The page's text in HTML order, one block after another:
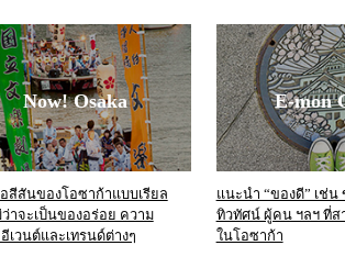
Now! Osaka
สีสันของโอซาก้าแบบเรียล
ว่าจะเป็นของอร่อย ความ
เวนต์และเทรนด์ต่างๆ
E-mon
แนะนำ “ของดี” เช่น
ทิวทัศน์ ผู้คน ฯลฯ ที่ส
ในโอซาก้า